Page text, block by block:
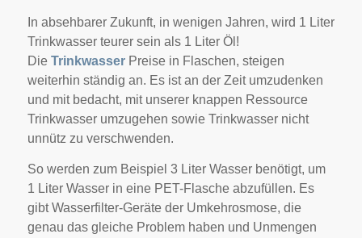
In absehbarer Zukunft, in wenigen Jahren, wird 1 Liter
Trinkwasser teurer sein als 1 Liter Öl!
Die TrinkwasserPreise in Flaschen, steigen
weiterhin ständig an. Es ist an der Zeit umzudenken
und mit bedacht, mit unserer knappen Ressource
Trinkwasser umzugehen sowie Trinkwasser nicht
unnütz zu verschwenden.
So werden zum Beispiel 3 Liter Wasser benötigt, um
1 Liter Wasser in eine PET-Flasche abzufüllen. Es
gibt Wasserfilter-Geräte der Umkehrosmose, die
genau das gleiche Problem haben und Unmengen